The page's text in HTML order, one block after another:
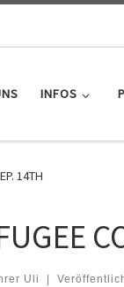
INFOS
14TH
Uli